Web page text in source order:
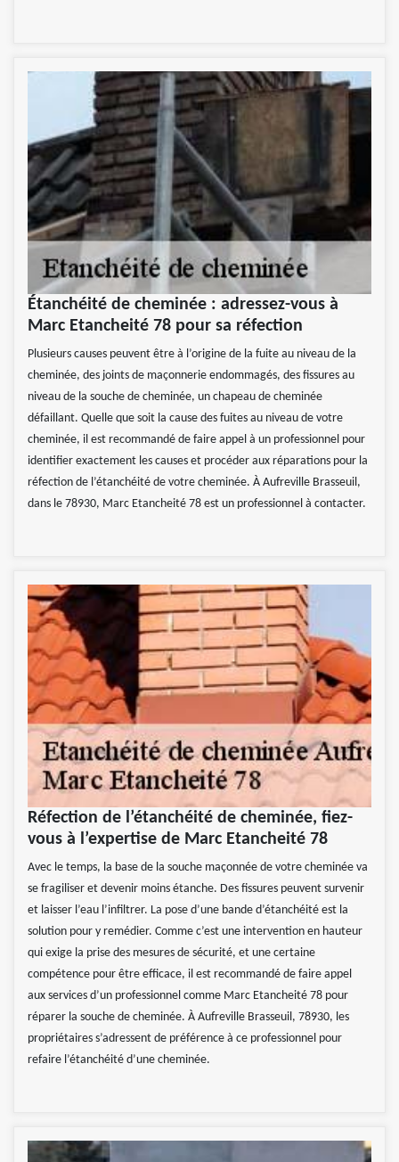
Étanchéité de cheminée : adressez-vous à
Marc Etancheité 78 pour sa réfection
Plusieurs causes peuvent être à l’origine de la fuite au niveau de la
cheminée, des joints de maçonnerie endommagés, des fissures au
niveau de la souche de cheminée, un chapeau de cheminée
défaillant. Quelle que soit la cause des fuites au niveau de votre
cheminée, il est recommandé de faire appel à un professionnel pour
identifier exactement les causes et procéder aux réparations pour la
réfection de l’étanchéité de votre cheminée. À Aufreville Brasseuil,
dans le 78930, Marc Etancheité 78 est un professionnel à contacter.
Réfection de l’étanchéité de cheminée, fiez-
vous à l’expertise de Marc Etancheité 78
Avec le temps, la base de la souche maçonnée de votre cheminée va
se fragiliser et devenir moins étanche. Des fissures peuvent survenir
et laisser l’eau l’infiltrer. La pose d’une bande d’étanchéité est la
solution pour y remédier. Comme c’est une intervention en hauteur
qui exige la prise des mesures de sécurité, et une certaine
compétence pour être efficace, il est recommandé de faire appel
aux services d’un professionnel comme Marc Etancheité 78 pour
réparer la souche de cheminée. À Aufreville Brasseuil, 78930, les
propriétaires s’adressent de préférence à ce professionnel pour
refaire l’étanchéité d’une cheminée.